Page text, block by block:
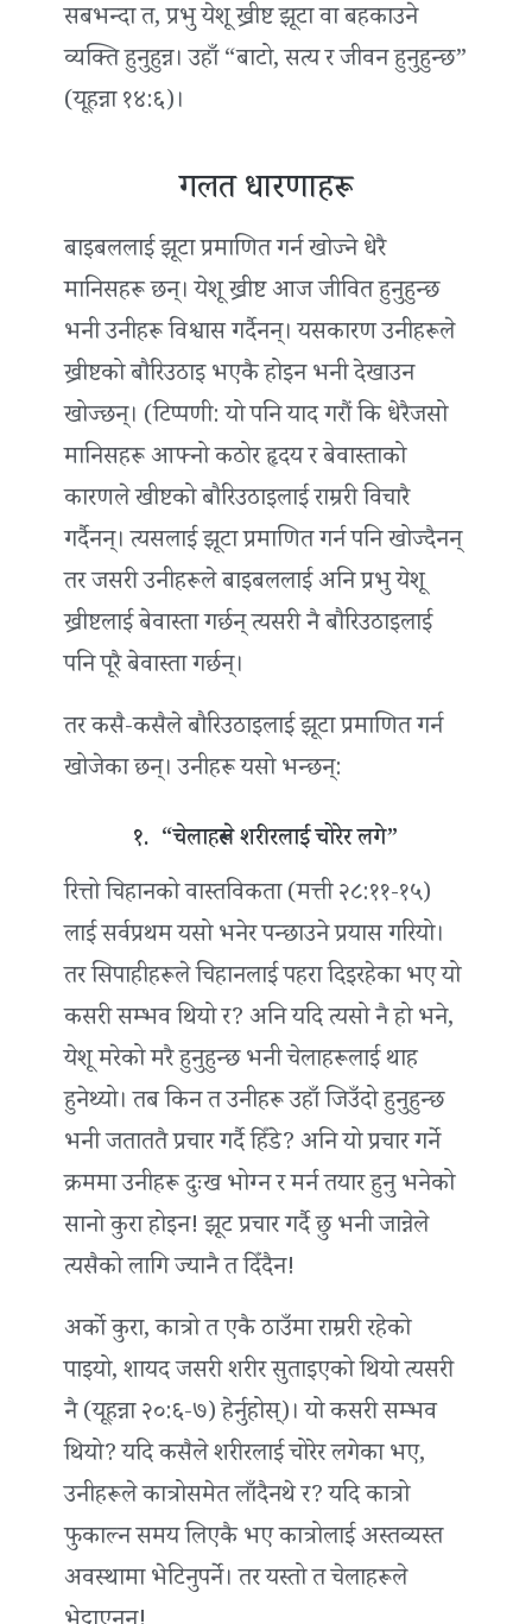
सबभन्दा त, प्रभु येशू ख्रीष्ट झूटा वा बहकाउने
व्यक्ति हुनुहुन्न। उहाँ “बाटो, सत्य र जीवन हुनुहुन्छ”
(यूहन्ना १४:६)।
गलत धारणाहरू
बाइबललाई झूटा प्रमाणित गर्न खोज्ने धेरै
मानिसहरू छन्। येशू ख्रीष्ट आज जीवित हुनुहुन्छ
भनी उनीहरू विश्वास गर्दैनन्। यसकारण उनीहरूले
ख्रीष्टको बौरिउठाइ भएकै होइन भनी देखाउन
खोज्छन्। (टिप्पणी: यो पनि याद गरौं कि धेरैजसो
मानिसहरू आफ्नो कठोर हृदय र बेवास्ताको
कारणले खीष्टको बौरिउठाइलाई राम्ररी विचारै
गर्दैनन्। त्यसलाई झूटा प्रमाणित गर्न पनि खोज्दैनन्
तर जसरी उनीहरूले बाइबललाई अनि प्रभु येशू
ख्रीष्टलाई बेवास्ता गर्छन् त्यसरी नै बौरिउठाइलाई
पनि पूरै बेवास्ता गर्छन्।
तर कसै-कसैले बौरिउठाइलाई झूटा प्रमाणित गर्न
खोजेका छन्। उनीहरू यसो भन्छन्:
१. “चेलाहरूले शरीरलाई चोरेर लगे”
रित्तो चिहानको वास्तविकता (मत्ती २८:११-१५)
लाई सर्वप्रथम यसो भनेर पन्छाउने प्रयास गरियो।
तर सिपाहीहरूले चिहानलाई पहरा दिइरहेका भए यो
कसरी सम्भव थियो र? अनि यदि त्यसो नै हो भने,
येशू मरेको मरै हुनुहुन्छ भनी चेलाहरूलाई थाह
हुनेथ्यो। तब किन त उनीहरू उहाँ जिउँदो हुनुहुन्छ
भनी जताततै प्रचार गर्दै हिँडे? अनि यो प्रचार गर्ने
क्रममा उनीहरू दुःख भोग्न र मर्न तयार हुनु भनेको
सानो कुरा होइन! झूट प्रचार गर्दै छु भनी जान्नेले
त्यसैको लागि ज्यानै त दिँदैन!
अर्को कुरा, कात्रो त एकै ठाउँमा राम्ररी रहेको
पाइयो, शायद जसरी शरीर सुताइएको थियो त्यसरी
नै (यूहन्ना २०:६-७) हेर्नुहोस्)। यो कसरी सम्भव
थियो? यदि कसैले शरीरलाई चोरेर लगेका भए,
उनीहरूले कात्रोसमेत लाँदैनथे र? यदि कात्रो
फुकाल्न समय लिएकै भए कात्रोलाई अस्तव्यस्त
अवस्थामा भेटिनुपर्ने। तर यस्तो त चेलाहरूले